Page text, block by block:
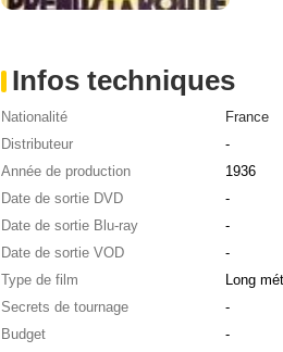
Infos techniques
Nationalité
France
Distributeur
-
Année de production
1936
Date de sortie DVD
-
Date de sortie Blu-ray
-
Date de sortie VOD
-
Type de film
Long
Secrets de tournage
-
Budget
-